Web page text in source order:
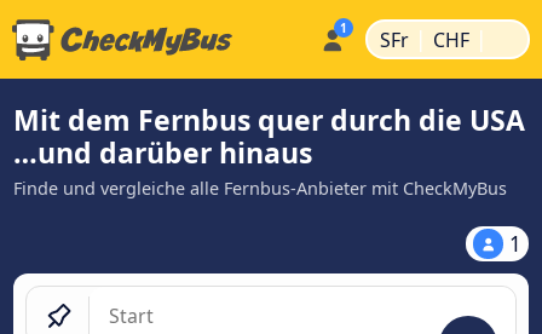
SFr | CHF |
Mit dem Fernbus quer durch die USA
…und darüber hinaus
Finde und vergleiche alle Fernbus-Anbieter mit CheckMyBus
1